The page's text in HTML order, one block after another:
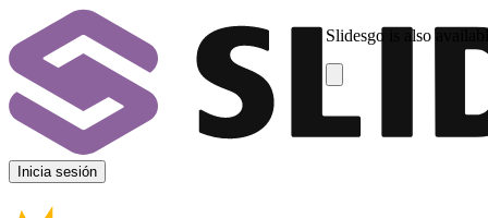
Slidesgo is also
Inicia sesión